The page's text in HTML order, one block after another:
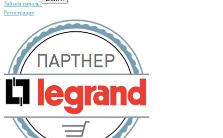
Забыли пароль?
Регистрация